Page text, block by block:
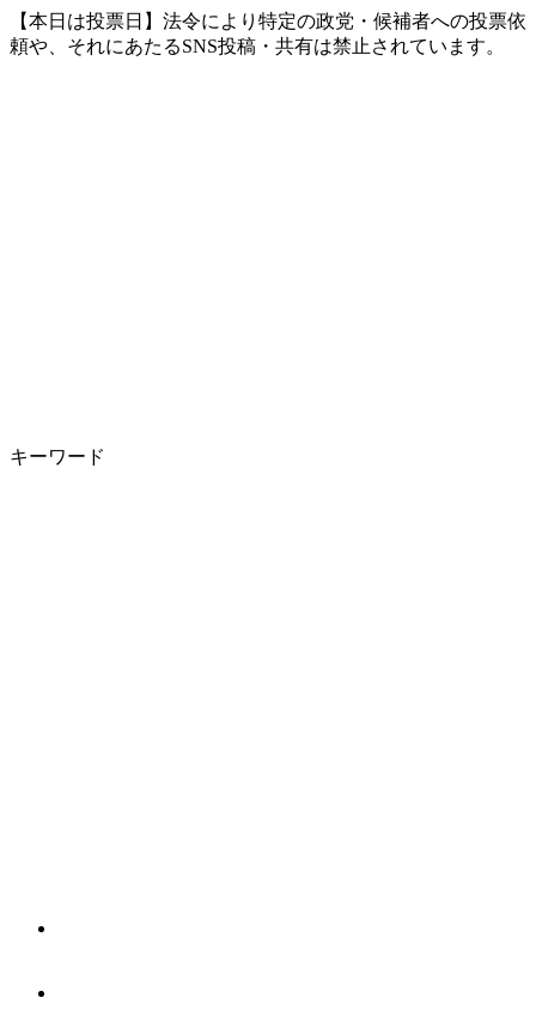
【本日は投票日】法令により特定の政党・候補者への投票依
頼や、それにあたるSNS投稿・共有は禁止されています。
キーワード